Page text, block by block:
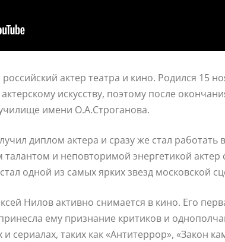
актер театра и кино. Родился 15
искусству, поэтому после
имени О.А.Строганова.
диплом актера и сразу же стал работать
и неповторимой энергетикой актер
одной из самых ярких звезд московской
Нилов активно снимается в кино. Его
ему признание критиков и
сериалах, таких как «Антитеррор», «Закон